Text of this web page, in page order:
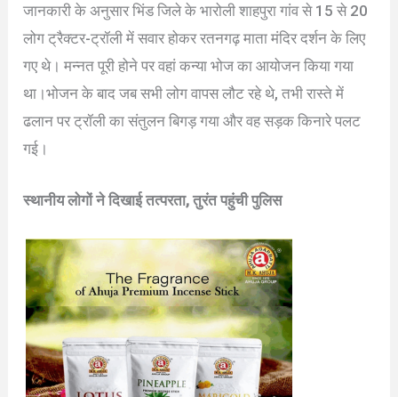
जानकारी के अनुसार भिंड जिले के भारोली शाहपुरा गांव से 15 से 20
लोग ट्रैक्टर-ट्रॉली में सवार होकर रतनगढ़ माता मंदिर दर्शन के लिए
गए थे। मन्नत पूरी होने पर वहां कन्या भोज का आयोजन किया गया
था।भोजन के बाद जब सभी लोग वापस लौट रहे थे, तभी रास्ते में
ढलान पर ट्रॉली का संतुलन बिगड़ गया और वह सड़क किनारे पलट
गई।
स्थानीय लोगों ने दिखाई तत्परता, तुरंत पहुंची पुलिस